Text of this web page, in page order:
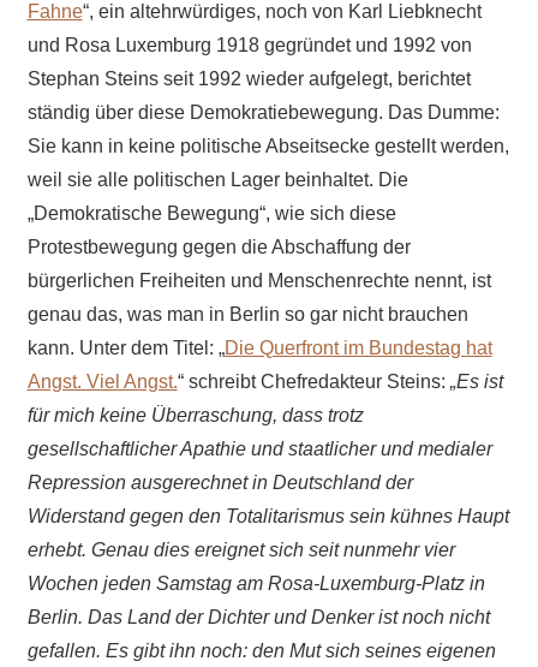
Fahne“, ein altehrwürdiges, noch von Karl Liebknecht
und Rosa Luxemburg 1918 gegründet und 1992 von
Stephan Steins seit 1992 wieder aufgelegt, berichtet
ständig über diese Demokratiebewegung. Das Dumme:
Sie kann in keine politische Abseitsecke gestellt werden,
weil sie alle politischen Lager beinhaltet. Die
„Demokratische Bewegung“, wie sich diese
Protestbewegung gegen die Abschaffung der
bürgerlichen Freiheiten und Menschenrechte nennt, ist
genau das, was man in Berlin so gar nicht brauchen
kann. Unter dem Titel: „Die Querfront im Bundestag hat
Angst. Viel Angst.“ schreibt Chefredakteur Steins: „Es ist
für mich keine Überraschung, dass trotz
gesellschaftlicher Apathie und staatlicher und medialer
Repression ausgerechnet in Deutschland der
Widerstand gegen den Totalitarismus sein kühnes Haupt
erhebt. Genau dies ereignet sich seit nunmehr vier
Wochen jeden Samstag am Rosa-Luxemburg-Platz in
Berlin. Das Land der Dichter und Denker ist noch nicht
gefallen. Es gibt ihn noch: den Mut sich seines eigenen